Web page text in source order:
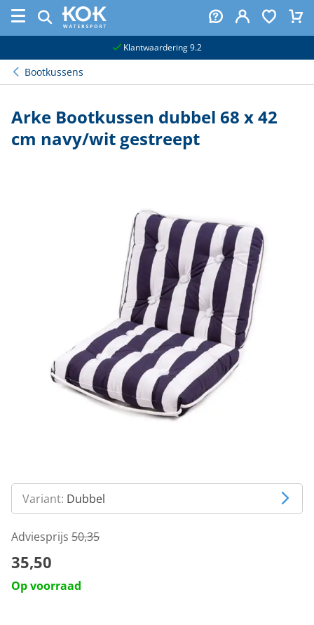
Klantwaardering 9.2
Bootkussens
Arke Bootkussen dubbel 68 x 42
cm navy/wit gestreept
Variant: Dubbel
Adviesprijs 50,35
35,50
Op voorraad